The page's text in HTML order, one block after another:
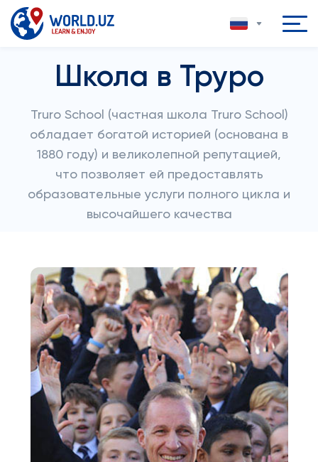
Школа в Труро
Truro School (частная школа Truro School)
обладает богатой историей (основана в
1880 году) и великолепной репутацией,
что позволяет ей предоставлять
образовательные услуги полного цикла и
высочайшего качества